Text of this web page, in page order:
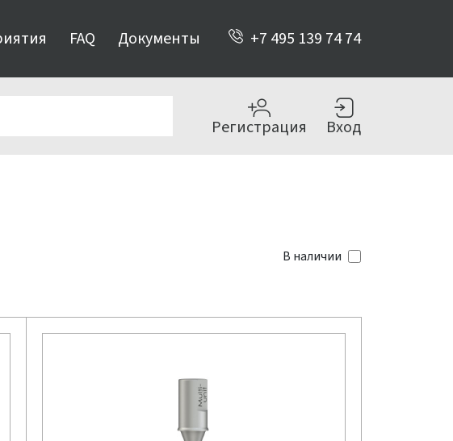
FAQ Документы +7 495 139 74 74
Регистрация Вход
В наличии